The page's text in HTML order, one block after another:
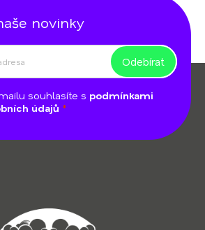
novinky
souhlasíte s podmínkami
údajů
Odebírat